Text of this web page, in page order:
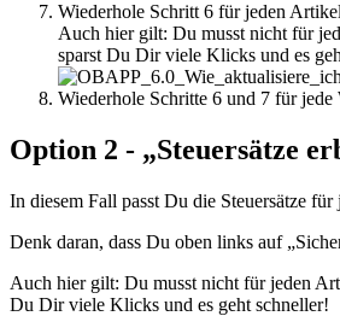
Wiederhole Schritt 6 für jeden
Auch hier gilt: Du musst nicht für
sparst Du Dir viele Klicks und es
Wiederhole Schritte 6 und 7 für
Option 2 - „Steuersätze
In diesem Fall passt Du die Steuersätze
Denk daran, dass Du oben links auf
Auch hier gilt: Du musst nicht für jeden
Du Dir viele Klicks und es geht schneller!